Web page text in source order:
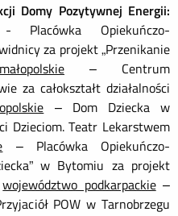
Domy Pozytywnej Energii:
Opiekuńczo-
za projekt „Przenikanie
– Centrum
za całokształt działalności
– Dom Dziecka w
Dzieciom. Teatr Lekarstwem
– Placówka Opiekuńczo-
w Bytomiu za projekt
województwo podkarpackie–
POW w Tarnobrzegu